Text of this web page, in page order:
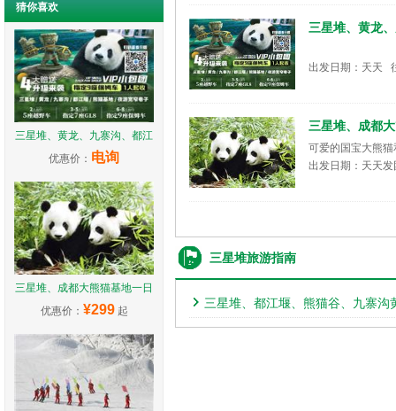
猜你喜欢
三星堆、黄龙、九寨沟、都江
优惠价： 电询
三星堆、成都大熊猫基地一日
优惠价： ¥299起
三星堆、黄龙
出发日期：天天
三星堆、成都
可爱的国宝大熊
出发日期：天天
三星堆旅游指南
三星堆、都江堰、熊猫谷、九寨沟